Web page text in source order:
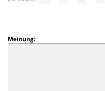
Meinung: